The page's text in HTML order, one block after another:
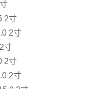
2寸
2寸
寸
2寸
2寸